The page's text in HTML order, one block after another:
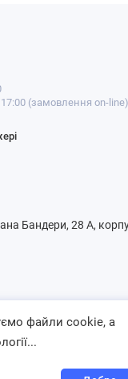
(замовлення on-line)
Бандери, 28 А,
файли cookie, а